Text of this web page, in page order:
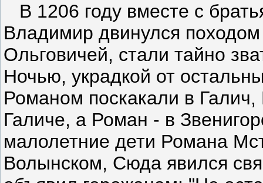
В 1206 году вместе с
Владимир двинулся
Ольговичей, стали тайно
Ночью, украдкой от
Романом поскакали в
Галиче, а Роман - в
малолетние дети Романа
Волынском, Сюда явился